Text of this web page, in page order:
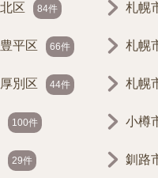
区 84件 札幌
平区 66件 札幌
別区 44件 札幌
100件 小樽
29件 釧路